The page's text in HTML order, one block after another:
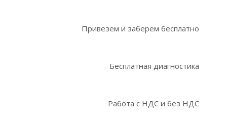
Привезем и заберем бесплатно
Бесплатная диагностика
Работа с НДС и без НДС